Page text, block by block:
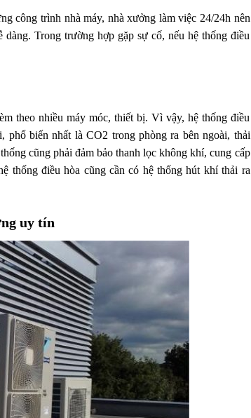
công trình nhà máy, nhà xưởng làm việc 24/24h nên
Trong trường hợp gặp sự cố, nếu hệ thống điều
theo nhiều máy móc, thiết bị. Vì vậy, hệ thống điều
phổ biến nhất là CO2 trong phòng ra bên ngoài, thải
cũng phải đảm bảo thanh lọc không khí, cung cấp
thống điều hòa cũng cần có hệ thống hút khí thải ra
uy tín